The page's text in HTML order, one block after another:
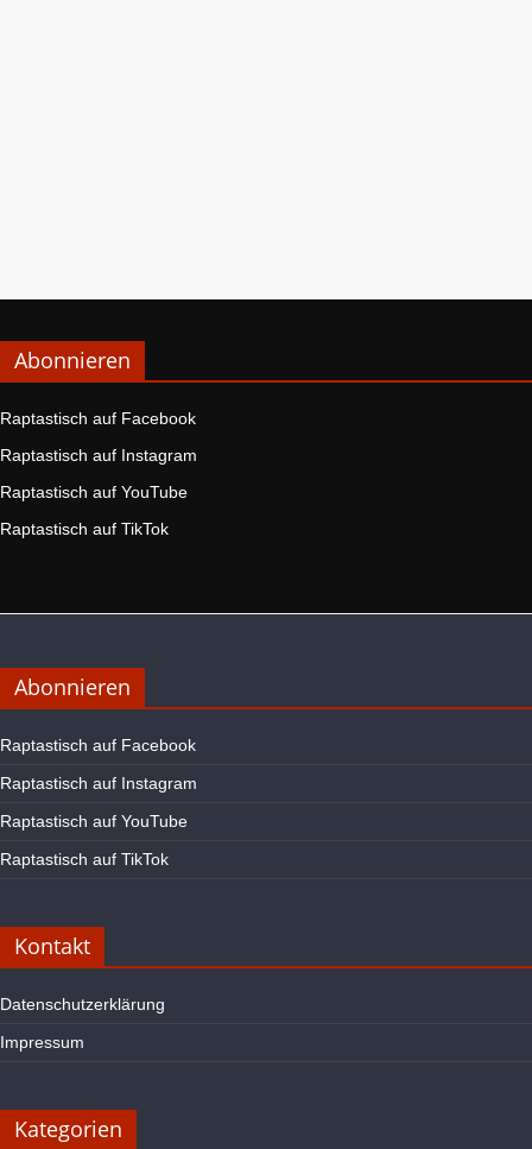
Abonnieren
Raptastisch auf Facebook
Raptastisch auf Instagram
Raptastisch auf YouTube
Raptastisch auf TikTok
Abonnieren
Raptastisch auf Facebook
Raptastisch auf Instagram
Raptastisch auf YouTube
Raptastisch auf TikTok
Kontakt
Datenschutzerklärung
Impressum
Kategorien